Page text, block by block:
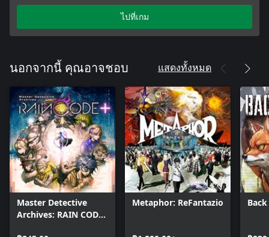
ไปที่เกม
นอกจากนี้ คุณอาจชอบ แสดงทั้งหมด
Master Detective
Archives: RAIN CODE
Metaphor: ReFantazio